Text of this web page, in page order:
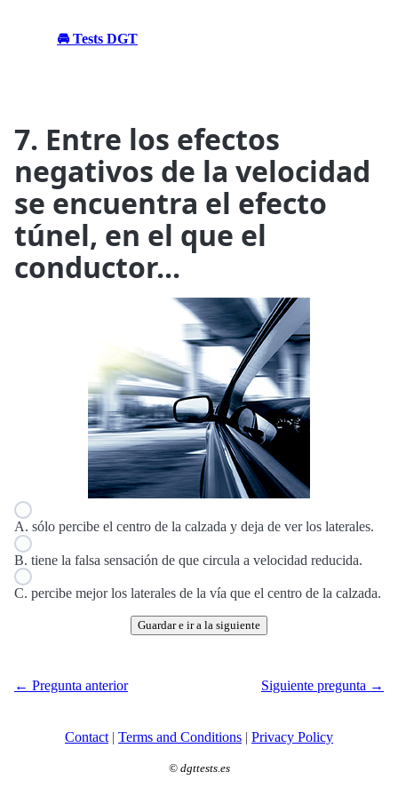
🚘 Tests DGT
7. Entre los efectos
negativos de la velocidad
se encuentra el efecto
túnel, en el que el
conductor...
A. sólo percibe el centro de la calzada y deja de ver los laterales.
B. tiene la falsa sensación de que circula a velocidad reducida.
C. percibe mejor los laterales de la vía que el centro de la calzada.
Guardar e ir a la siguiente
← Pregunta anterior Siguiente pregunta →
Contact | Terms and Conditions | Privacy Policy
© dgttests.es